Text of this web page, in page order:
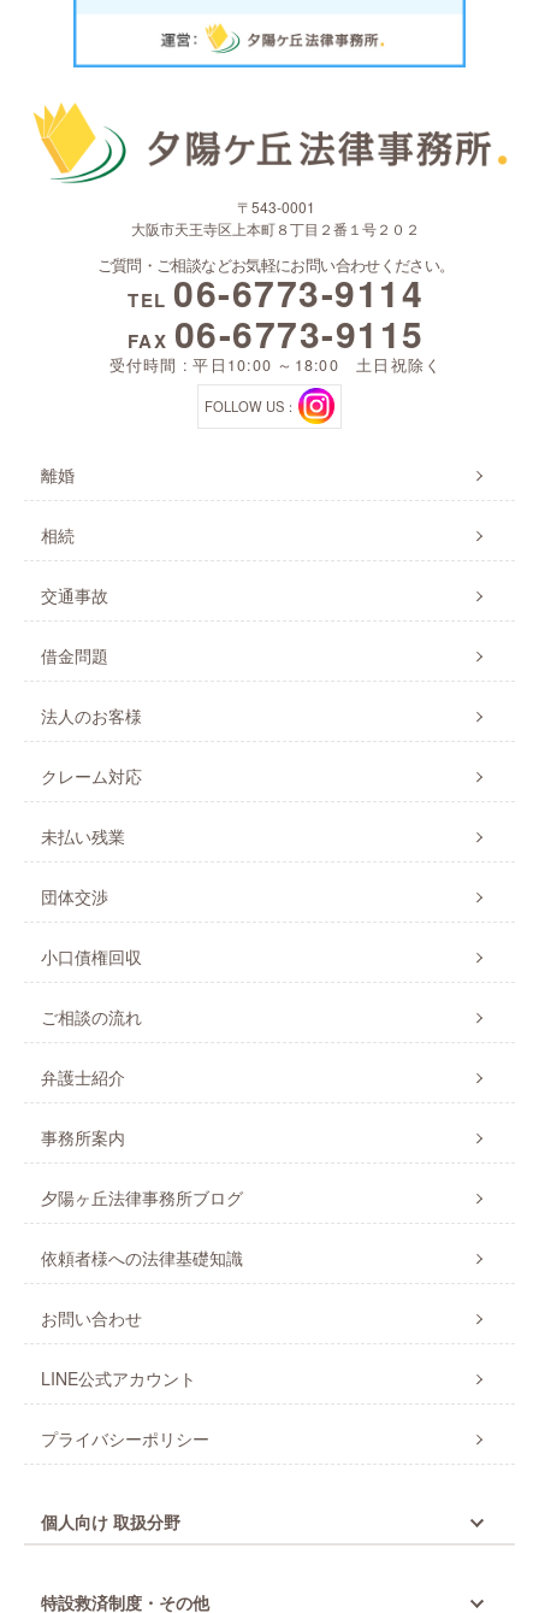
〒543-0001
大阪市天王寺区上本町８丁目２番１号２０２
ご質問・ご相談などお気軽にお問い合わせください。
TEL 06-6773-9114
FAX 06-6773-9115
受付時間 : 平日10:00 ～18:00 土日祝除く
FOLLOW US：
離婚
相続
交通事故
借金問題
法人のお客様
クレーム対応
未払い残業
団体交渉
小口債権回収
ご相談の流れ
弁護士紹介
事務所案内
夕陽ヶ丘法律事務所ブログ
依頼者様への法律基礎知識
お問い合わせ
LINE公式アカウント
プライバシーポリシー
個人向け 取扱分野
特設救済制度・その他